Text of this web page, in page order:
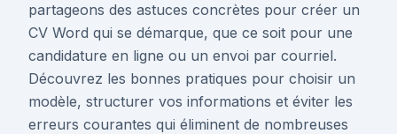
partageons des astuces concrètes pour créer un
CV Word qui se démarque, que ce soit pour une
candidature en ligne ou un envoi par courriel.
Découvrez les bonnes pratiques pour choisir un
modèle, structurer vos informations et éviter les
erreurs courantes qui éliminent de nombreuses